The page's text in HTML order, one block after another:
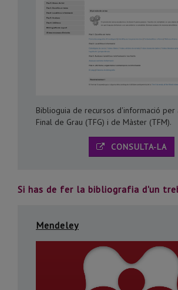
Biblioguia de recursos d'informació
Final de Grau (TFG) i de Màster (TFM).
CONSULTA-LA
Si has de fer la bibliografia d'un
Mendeley